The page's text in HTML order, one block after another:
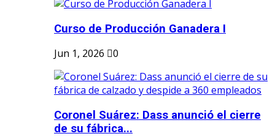
Curso de Producción Ganadera I
Jun 1, 2026
0
Coronel Suárez: Dass anunció el cierre
de su fábrica...